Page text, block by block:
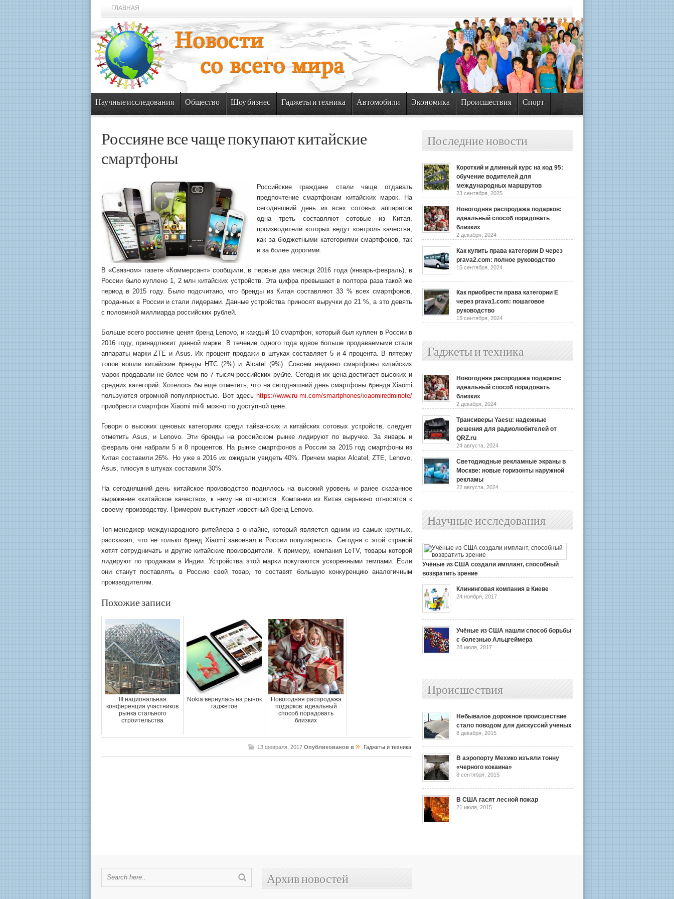
ГЛАВНАЯ
Научные исследования Общество Шоу бизнес Гаджеты и техника Автомобили Экономика Происшествия Спорт
Россияне все чаще покупают китайские
смартфоны
Российские граждане стали чаще отдавать
предпочтение смартфонам китайских марок. На
сегодняшний день из всех сотовых аппаратов
одна треть составляют сотовые из Китая,
производители которых ведут контроль качества,
как за бюджетными категориями смартфонов, так
и за более дорогими.
В «Связном» газете «Коммерсант» сообщили, в первые два месяца 2016 года (январь-февраль), в
России было куплено 1, 2 млн китайских устройств. Эта цифра превышает в полтора раза такой же
период в 2015 году. Было подсчитано, что бренды из Китая составляют 33 % всех смартфонов,
проданных в России и стали лидерами. Данные устройства приносят выручки до 21 %, а это девять
с половиной миллиарда российских рублей.
Больше всего россияне ценят бренд Lenovo, и каждый 10 смартфон, который был куплен в России в
2016 году, принадлежит данной марке. В течение одного года вдвое больше продаваемыми стали
аппараты марки ZTE и Asus. Их процент продажи в штуках составляет 5 и 4 процента. В пятерку
топов вошли китайские бренды НТС (2%) и Alcatel (9%). Совсем недавно смартфоны китайских
марок продавали не более чем по 7 тысяч российских рубле. Сегодня их цена достигает высоких и
средних категорий. Хотелось бы еще отметить, что на сегодняшний день смартфоны бренда Xiaomi
пользуются огромной популярностью. Вот здесь https://www.ru-mi.com/smartphones/xiaomiredminote/
приобрести смартфон Xiaomi mi4i можно по доступной цене.
Говоря о высоких ценовых категориях среди тайванских и китайских сотовых устройств, следует
отметить Asus, и Lenovo. Эти бренды на российском рынке лидируют по выручке. За январь и
февраль они набрали 5 и 8 процентов. На рынке смартфонов а России за 2015 год смартфоны из
Китая составили 26%. Но уже в 2016 их ожидали увидеть 40%. Причем марки Alcatel, ZTE, Lenovo,
Asus, плюсуя в штуках составили 30%.
На сегодняшний день китайское производство поднялось на высокий уровень и ранее сказанное
выражение «китайское качество», к нему не относится. Компании из Китая серьезно относятся к
своему производству. Примером выступает известный бренд Lenovo.
Топ-менеджер международного ритейлера в онлайне, который является одним из самых крупных,
рассказал, что не только бренд Xiaomi завоевал в России популярность. Сегодня с этой страной
хотят сотрудничать и другие китайские производители. К примеру, компания LeTV, товары которой
лидируют по продажам в Индии. Устройства этой марки покупаются ускоренными темпами. Если
они станут поставлять в Россию свой товар, то составят большую конкуренцию аналогичным
производителям.
Похожие записи
III национальная
конференция участников
рынка стального
строительства
Nokia вернулась на рынок
гаджетов
Новогодняя распродажа
подарков: идеальный
способ порадовать
близких
13 февраля, 2017 Опубликованов в » Гаджеты и техника
Последние новости
Короткий и длинный курс на код 95:
обучение водителей для
международных маршрутов
23 сентября, 2025
Новогодняя распродажа подарков:
идеальный способ порадовать
близких
2 декабря, 2024
Как купить права категории D через
prava2.com: полное руководство
15 сентября, 2024
Как приобрести права категории E
через prava1.com: пошаговое
руководство
15 сентября, 2024
Гаджеты и техника
Новогодняя распродажа подарков:
идеальный способ порадовать
близких
2 декабря, 2024
Трансиверы Yaesu: надежные
решения для радиолюбителей от
QRZ.ru
24 августа, 2024
Светодиодные рекламные экраны в
Москве: новые горизонты наружной
рекламы
22 августа, 2024
Научные исследования
Учёные из США создали имплант, способный
возвратить зрение
Клининговая компания в Киеве
24 ноября, 2017
Учёные из США нашли способ борьбы
с болезнью Альцгеймера
28 июля, 2017
Происшествия
Небывалое дорожное происшествие
стало поводом для дискуссий ученых
8 декабря, 2015
В аэропорту Мехико изъяли тонну
«черного кокаина»
8 сентября, 2015
В США гасят лесной пожар
21 июля, 2015
Архив новостей